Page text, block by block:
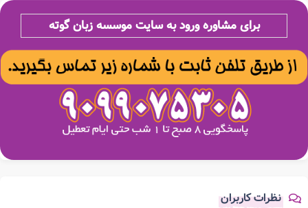
برای مشاوره ورود به سایت موسسه زبان گوته
نظرات کاربران